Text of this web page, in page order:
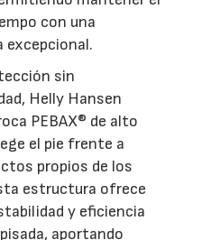
con una
excepcional.
sin
Helly Hansen
PEBAX® de alto
el pie frente a
propios de los
estructura ofrece
y eficiencia
aportando